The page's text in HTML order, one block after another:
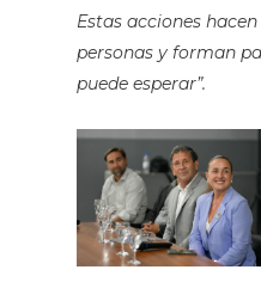
Estas acciones
personas y forman
puede esperar”.